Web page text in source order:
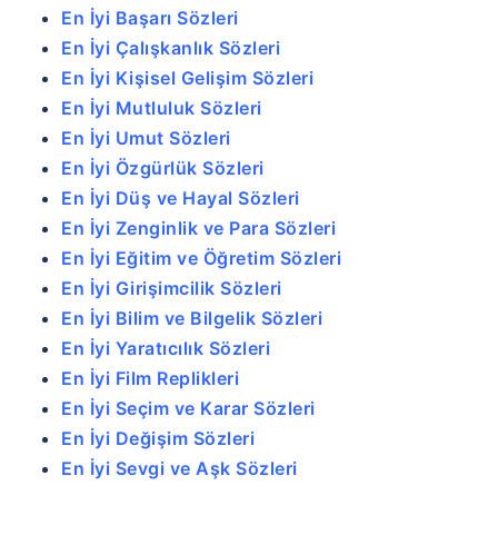
En İyi Başarı Sözleri
En İyi Çalışkanlık Sözleri
En İyi Kişisel Gelişim Sözleri
En İyi Mutluluk Sözleri
En İyi Umut Sözleri
En İyi Özgürlük Sözleri
En İyi Düş ve Hayal Sözleri
En İyi Zenginlik ve Para Sözleri
En İyi Eğitim ve Öğretim Sözleri
En İyi Girişimcilik Sözleri
En İyi Bilim ve Bilgelik Sözleri
En İyi Yaratıcılık Sözleri
En İyi Film Replikleri
En İyi Seçim ve Karar Sözleri
En İyi Değişim Sözleri
En İyi Sevgi ve Aşk Sözleri